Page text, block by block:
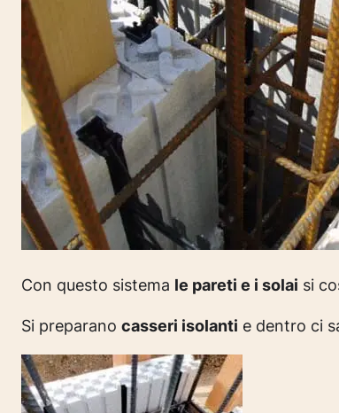
Con questo sistema le pareti e i solai si
Si preparano casseri isolanti e dentro ci